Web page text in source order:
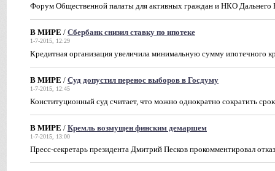
Форум Общественной палаты для активных граждан и НКО Дальнего
В МИРЕ / Сбербанк снизил ставку по ипотеке
1-7-2015, 12:29
Кредитная организация увеличила минимальную сумму ипотечного
В МИРЕ / Суд допустил перенос выборов в Госдуму
1-7-2015, 12:45
Конституционный суд считает, что можно однократно сократить
В МИРЕ / Кремль возмущен финским демаршем
1-7-2015, 13:00
Пресс-секретарь президента Дмитрий Песков прокомментировал